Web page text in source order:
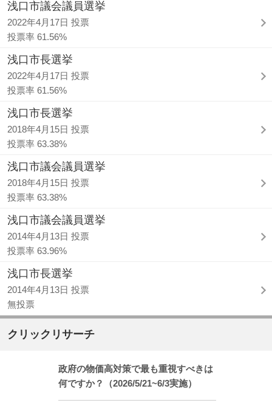
浅口市議会議員選挙
2022年4月17日 投票
投票率 61.56%
浅口市長選挙
2022年4月17日 投票
投票率 61.56%
浅口市長選挙
2018年4月15日 投票
投票率 63.38%
浅口市議会議員選挙
2018年4月15日 投票
投票率 63.38%
浅口市議会議員選挙
2014年4月13日 投票
投票率 63.96%
浅口市長選挙
2014年4月13日 投票
無投票
クリックリサーチ
政府の物価高対策で最も重視すべきは
何ですか？（2026/5/21~6/3実施）